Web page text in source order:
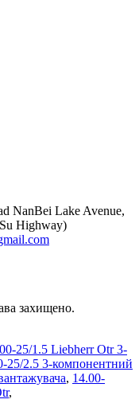
NanBei Lake Avenue,
Highway)
захищено.
25/1.5 Liebherr Otr 3-
25/2.5 3-компонентний
, 14.00-
,